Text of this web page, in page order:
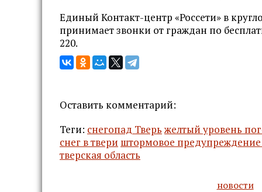
Единый Контакт-центр «Россети» в
принимает звонки от граждан по
220.
Оставить комментарий:
Теги: снегопад Тверь желтый уровень
снег в твери штормовое предупреждение
тверская область
новости